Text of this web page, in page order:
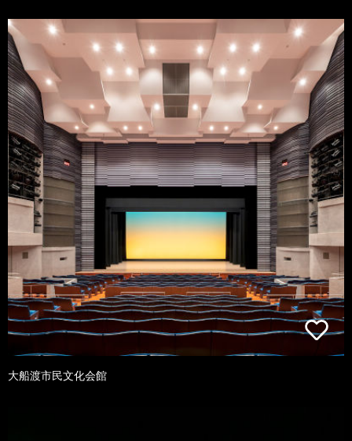
大船渡市民文化会館